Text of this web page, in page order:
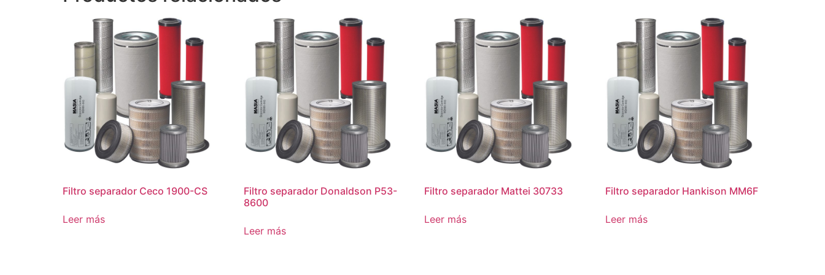
Filtro separador Ceco 1900-CS
Leer más
Filtro separador Donaldson P53-
8600
Leer más
Filtro separador Mattei 30733
Leer más
Filtro separador Hankison MM6F
Leer más